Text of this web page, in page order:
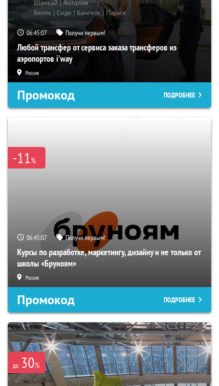
06:45:06 Получи первым!
Любой трансфер от сервиса заказа трансферов из
аэропортов i'way
Россия
Промокод ПОДРОБНЕЕ
-11%
06:45:06 Получи первым!
Курсы по разработке, маркетингу, дизайну и не только от
школы «Бруноям»
Россия
Промокод ПОДРОБНЕЕ
до 30%